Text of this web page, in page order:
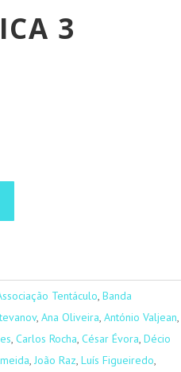
3
Tentáculo, Banda
, Ana Oliveira, António Valjean,
, Carlos Rocha, César Évora, Décio
, João Raz, Luís Figueiredo,